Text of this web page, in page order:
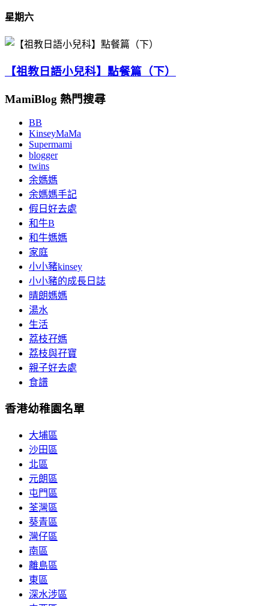
星期六
【祖教日語小兒科】點餐篇（下）
MamiBlog 熱門搜尋
BB
KinseyMaMa
Supermami
blogger
twins
余媽媽
余媽媽手記
假日好去處
和牛B
和牛媽媽
家庭
小小豬kinsey
小小豬的成長日誌
晴朗媽媽
湯水
生活
荔枝孖媽
荔枝與孖寶
親子好去處
食譜
香港幼稚園名單
大埔區
沙田區
北區
元朗區
屯門區
荃灣區
葵青區
灣仔區
南區
離島區
東區
深水涉區